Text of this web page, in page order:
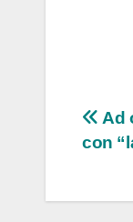
Ad
con